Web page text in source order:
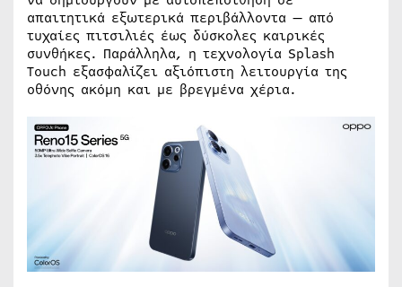
απαιτητικά εξωτερικά περιβάλλοντα — από
τυχαίες πιτσιλιές έως δύσκολες καιρικές
συνθήκες. Παράλληλα, η τεχνολογία Splash
Touch εξασφαλίζει αξιόπιστη λειτουργία της
οθόνης ακόμη και με βρεγμένα χέρια.